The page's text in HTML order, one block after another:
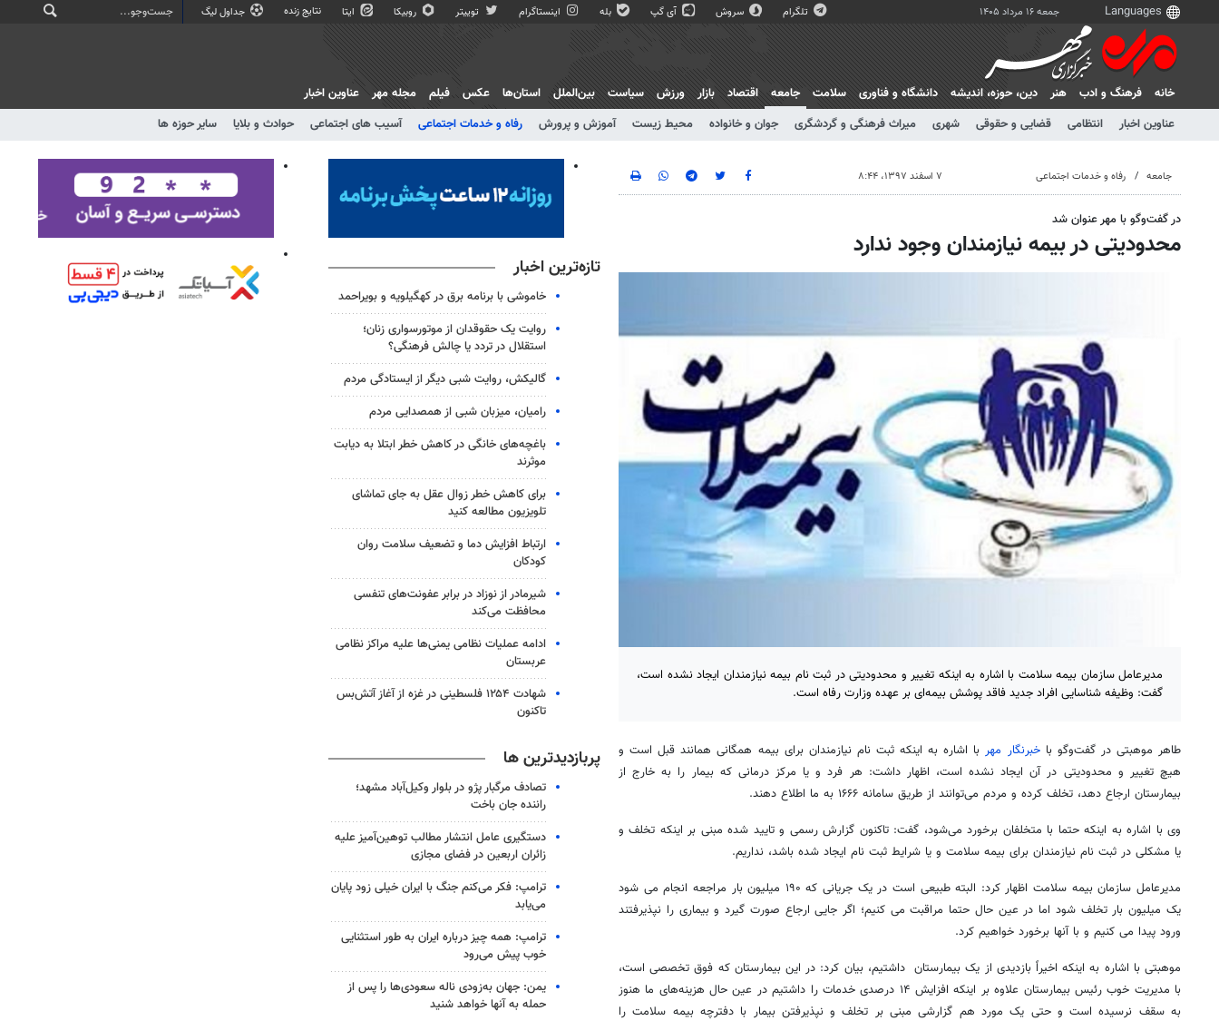
جمعه ۱۶ مرداد ۱۴۰۵ تلگرام سروش آی گپ بله اینستاگرام توییتر روبیکا ایتا نتایج زنده جداول لیگ
خانه فرهنگ و ادب هنر دين، حوزه، انديشه دانشگاه و فناوری سلامت
جامعه
عناوین اخبار
انتظامی قضایی و حقوقی شهری میراث فرهنگی و گردشگری جوان و خانواده محیط زیست آموزش و پرورش رفاه و خدمات اجتماعی آسیب های اجتماعی حوادث و بلایا سایر حوزه ها
اقتصاد بازار ورزش سیاست بین‌الملل استان‌ها عکس فیلم مجله مهر عناوین اخبار
جامعه رفاه و خدمات اجتماعی ۷ اسفند ۱۳۹۷، ۸:۴۴
در گفت‌وگو با مهر عنوان شد
محدودیتی در بیمه نیازمندان وجود ندارد
مدیرعامل سازمان بیمه سلامت با اشاره به اینکه تغییر و محدودیتی در ثبت نام بیمه نیازمندان ایجاد نشده است،
گفت: وظیفه شناسایی افراد جدید فاقد پوشش بیمه‌ای بر عهده وزارت رفاه است.
طاهر موهبتی در گفت‌وگو باخبرنگار مهربا اشاره به اینکه ثبت نام نیازمندان برای بیمه همگانی همانند قبل است و
هیچ تغییر و محدودیتی در آن ایجاد نشده است، اظهار داشت: هر فرد و یا مرکز درمانی که بیمار را به خارج از
بیمارستان ارجاع دهد، تخلف کرده و مردم می‌توانند از طریق سامانه ۱۶۶۶ به ما اطلاع دهند.
وی با اشاره به اینکه حتما با متخلفان برخورد می‌شود، گفت: تاکنون گزارش رسمی و تایید شده مبنی بر اینکه تخلف و
یا مشکلی در ثبت نام نیازمندان برای بیمه سلامت و یا شرایط ثبت نام ایجاد شده باشد، نداریم.
مدیرعامل سازمان بیمه سلامت اظهار کرد: البته طبیعی است در یک جریانی که ۱۹۰ میلیون بار مراجعه انجام می شود
یک میلیون بار تخلف شود اما در عین حال حتما مراقبت می کنیم؛ اگر جایی ارجاع صورت گیرد و بیماری را نپذیرفتند
ورود پیدا می کنیم و با آنها برخورد خواهیم کرد.
موهبتی با اشاره به اینکه اخیراً بازدیدی از یک بیمارستان داشتیم، بیان کرد: در این بیمارستان که فوق تخصصی است،
با مدیریت خوب رئیس بیمارستان علاوه بر اینکه افزایش ۱۴ درصدی خدمات را داشتیم در عین حال هزینه‌های ما هنوز
به سقف نرسیده است و حتی یک مورد هم گزارشی مبنی بر تخلف و نپذیرفتن بیمار با دفترچه بیمه سلامت را
تازه‌ترین اخبار
خاموشی با برنامه برق در کهگیلویه و بویراحمد
روایت یک حقوقدان از موتورسواری زنان؛
استقلال در تردد یا چالش فرهنگی؟
گالیکش، روایت شبی دیگر از ایستادگی مردم
رامیان، میزبان شبی از همصدایی مردم
باغچه‌های خانگی در کاهش خطر ابتلا به دیابت
موثرند
برای کاهش خطر زوال عقل به جای تماشای
تلویزیون مطالعه کنید
ارتباط افزایش دما و تضعیف سلامت روان
کودکان
شیرمادر از نوزاد در برابر عفونت‌های تنفسی
محافظت می‌کند
ادامه عملیات نظامی یمنی‌ها علیه مراکز نظامی
عربستان
شهادت ۱۲۵۴ فلسطینی در غزه از آغاز آتش‌بس
تاکنون
پربازدیدترین ها
تصادف مرگبار پژو در بلوار وکیل‌آباد مشهد؛
راننده جان باخت
دستگیری عامل انتشار مطالب توهین‌آمیز علیه
زائران اربعین در فضای مجازی
ترامپ: فکر می‌کنم جنگ با ایران خیلی زود پایان
می‌یابد
ترامپ: همه چیز درباره ایران به طور استثنایی
خوب پیش می‌رود
یمن: جهان به‌زودی ناله سعودی‌ها را پس از
حمله به آنها خواهد شنید